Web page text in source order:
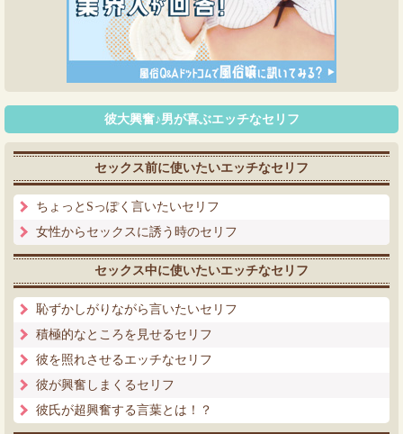
彼大興奮♪男が喜ぶエッチなセリフ
セックス前に使いたいエッチなセリフ
ちょっとSっぽく言いたいセリフ
女性からセックスに誘う時のセリフ
セックス中に使いたいエッチなセリフ
恥ずかしがりながら言いたいセリフ
積極的なところを見せるセリフ
彼を照れさせるエッチなセリフ
彼が興奮しまくるセリフ
彼氏が超興奮する言葉とは！？